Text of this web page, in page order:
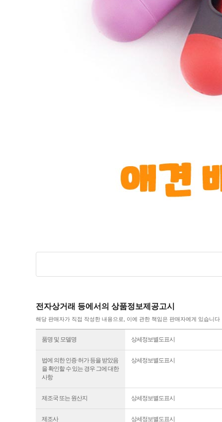
전자상거래 등에서의 상품정보제공고시
해당 판매자가 직접 작성한 내용으로, 이에 관한 책임은 판매자에게 있습니다
품명 및 모델명 상세정보별도표시
법에 의한 인증·허가 등을 받았음
을 확인할 수 있는 경우 그에 대한
사항
상세정보별도표시
제조국 또는 원산지 상세정보별도표시
제조사 상세정보별도표시